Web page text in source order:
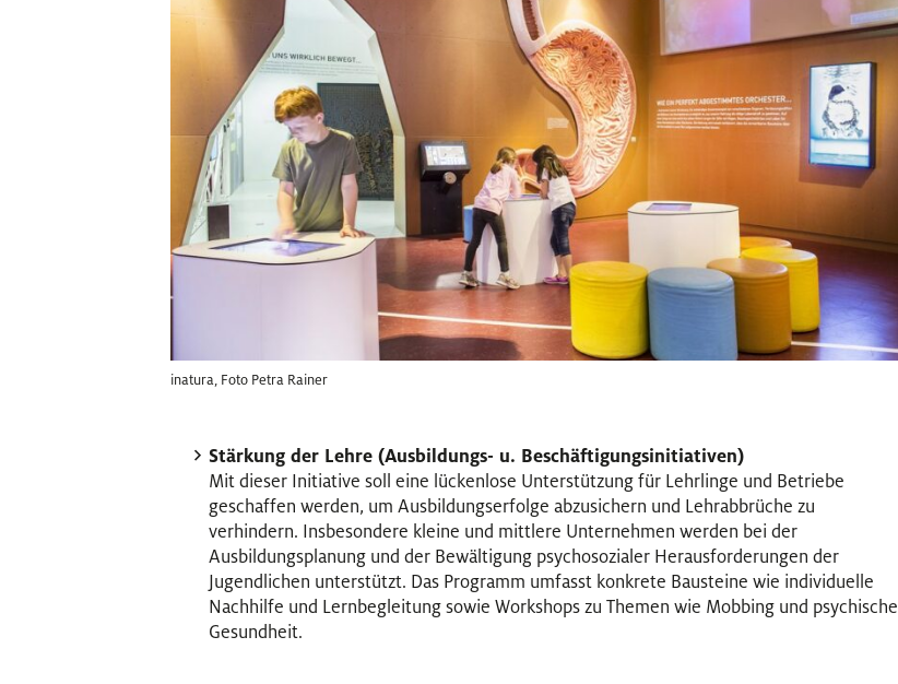
inatura, Foto Petra Rainer
Stärkung der Lehre (Ausbildungs- u. Beschäftigungsinitiativen)
Mit dieser Initiative soll eine lückenlose Unterstützung für Lehrlinge und Betriebe
geschaffen werden, um Ausbildungserfolge abzusichern und Lehrabbrüche zu
verhindern. Insbesondere kleine und mittlere Unternehmen werden bei der
Ausbildungsplanung und der Bewältigung psychosozialer Herausforderungen der
Jugendlichen unterstützt. Das Programm umfasst konkrete Bausteine wie individuelle
Nachhilfe und Lernbegleitung sowie Workshops zu Themen wie Mobbing und psychische
Gesundheit.